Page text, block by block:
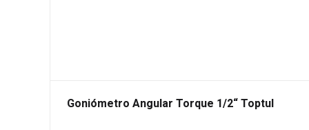
Goniómetro Angular Torque 1/2“ Toptul